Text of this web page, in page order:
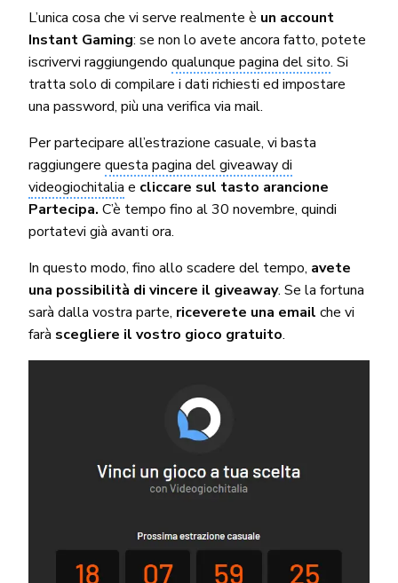
L’unica cosa che vi serve realmente è un account
Instant Gaming: se non lo avete ancora fatto, potete
iscrivervi raggiungendo qualunque pagina del sito. Si
tratta solo di compilare i dati richiesti ed impostare
una password, più una verifica via mail.
Per partecipare all’estrazione casuale, vi basta
raggiungere questa pagina del giveaway di
videogiochitalia e cliccare sul tasto arancione
Partecipa. C’è tempo fino al 30 novembre, quindi
portatevi già avanti ora.
In questo modo, fino allo scadere del tempo, avete
una possibilità di vincere il giveaway. Se la fortuna
sarà dalla vostra parte, riceverete una email che vi
farà scegliere il vostro gioco gratuito.